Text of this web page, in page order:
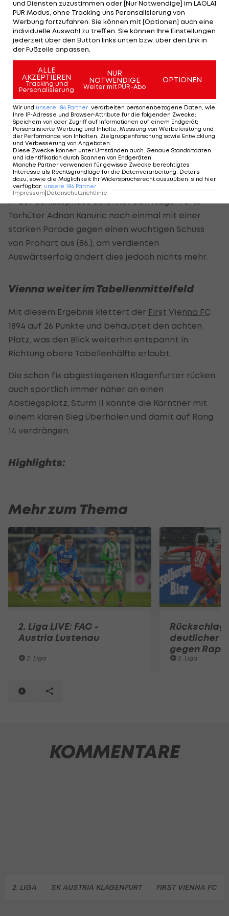
Nach dem Seitenwechsel bemüht sich Grubors Elf
sichtlich um eine Antwort, findet aber kaum
Lücken in der kompakten Defensive der
Hauptstädter.
Die Vienna agiert derweil geduldig aus einer
sicheren Führung heraus und lauert auf Konter,
läuft dabei allerdings mehrfach in
Abseitspositionen, wie etwa Zimmermann.
Vincent Zeidler hat aufseiten der Wiener nach
einem Einwurf sogar noch die Chance auf einen
weiteren Treffer, setzt den Ball jedoch an das
Aluminium (78.).
In der Schlussphase zeichnet sich Klagenfurts
Torhüter Adnan Kanuric noch einmal mit einer
starken Parade gegen einen wuchtigen Schuss
von Prohart aus (86.), am verdienten
Auswärtserfolg ändert dies jedoch nichts mehr.
Vienna weiter im Tabellenmittelfeld
Mit diesem Ergebnis klettert der First Vienna FC
1894 auf 26 Punkte und behauptet den achten
Platz, was den Blick weiterhin entspannt in
Richtung obere Tabellenhälfte erlaubt.
Die schon fix abgestiegenen Klagenfurter rücken
auch sportlich immer näher an einen
Abstiegsplatz, Sturm II könnte die Kärntner mit
einem klaren Sieg überholen und damit auf Rang
14 verdrängen.
Highlights:
Mehr zum Thema
2. Liga LIVE: FAC -
Austria Lustenau
2. Liga
deutlicher
gegen
2. Liga
KOMMENTARE
2. LIGA SK AUSTRIA KLAGENFURT FIRST VIENNA FC
und Diensten zuzustimmen oder [Nur Notwendige] im LAOLA1
PUR Modus, ohne Tracking uns Peronsalisierung von
Werbung fortzufahren. Sie können mit [Optionen] auch eine
individuelle Auswahl zu treffen. Sie können Ihre Einstellungen
jederzeit über den Button links unten bzw. über den Link in
der Fußzeile anpassen.
ALLE
AKZEPTIEREN
Tracking und
Personalisierung
NUR
NOTWENDIGE
Weiter mit PUR-Abo
OPTIONEN
Wir und unsere 186 Partner verarbeiten personenbezogene Daten, wie
Ihre IP-Adresse und Browser-Attribute für die folgenden Zwecke:
Speichern von oder Zugriff auf Informationen auf einem Endgerät;
Personalisierte Werbung und Inhalte, Messung von Werbeleistung und
der Performance von Inhalten, Zielgruppenforschung sowie Entwicklung
und Verbesserung von Angeboten
Diese Zwecke können unter Umständen auch: Genaue Standortdaten
und Identifikation durch Scannen von Endgeräten
Manche Partner verwenden für gewisse Zwecke berechtigtes
Interesse als Rechtsgrundlage für die Datenverarbeitung. Details
dazu, sowie die Möglichkeit Ihr Widerspruchsrecht auszuüben, sind hier
verfügbar: unsere 186 Partner
Impressum|Datenschutzrichtlinie